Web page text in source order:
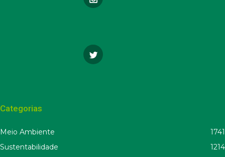
Categorias
Meio Ambiente
1741
Sustentabilidade
1214